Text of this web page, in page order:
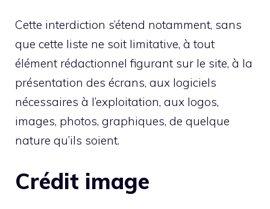
Cette interdiction s’étend notamment, sans
que cette liste ne soit limitative, à tout
élément rédactionnel figurant sur le site, à la
présentation des écrans, aux logiciels
nécessaires à l’exploitation, aux logos,
images, photos, graphiques, de quelque
nature qu’ils soient.
Crédit image